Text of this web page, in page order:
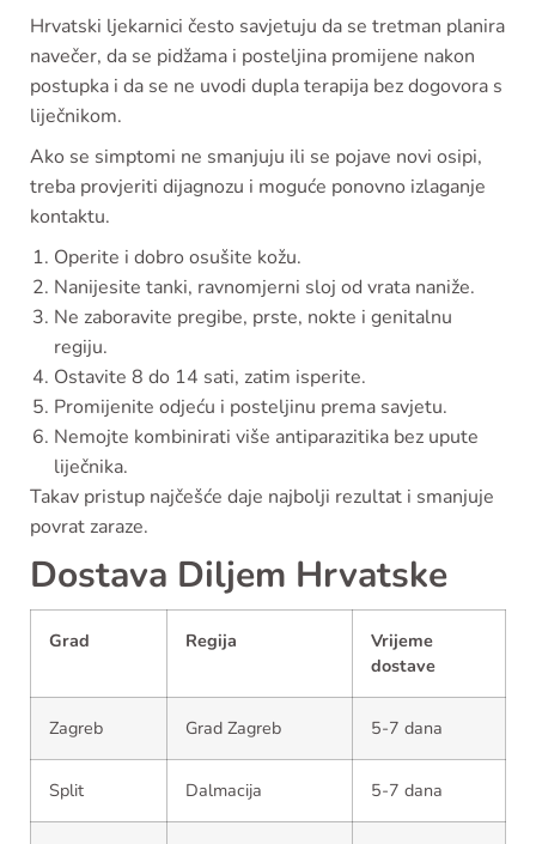
Hrvatski ljekarnici često savjetuju da se tretman planira
navečer, da se pidžama i posteljina promijene nakon
postupka i da se ne uvodi dupla terapija bez dogovora s
liječnikom.
Ako se simptomi ne smanjuju ili se pojave novi osipi,
treba provjeriti dijagnozu i moguće ponovno izlaganje
kontaktu.
Operite i dobro osušite kožu.
Nanijesite tanki, ravnomjerni sloj od vrata naniže.
Ne zaboravite pregibe, prste, nokte i genitalnu
regiju.
Ostavite 8 do 14 sati, zatim isperite.
Promijenite odjeću i posteljinu prema savjetu.
Nemojte kombinirati više antiparazitika bez upute
liječnika.
Takav pristup najčešće daje najbolji rezultat i smanjuje
povrat zaraze.
Dostava Diljem Hrvatske
Grad Regija
Vrijeme
dostave
Zagreb Grad Zagreb 5-7 dana
Split Dalmacija 5-7 dana